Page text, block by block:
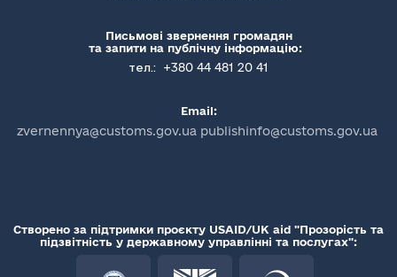
Письмові звернення громадян
та запити на публічну інформацію:
тел.:
+380 44 481 20 41
Email:
zvernennya@customs.gov.ua publishinfo@customs.gov.ua
Створено за підтримки проєкту USAID/UK aid "Прозорість та
підзвітність у державному управлінні та послугах":